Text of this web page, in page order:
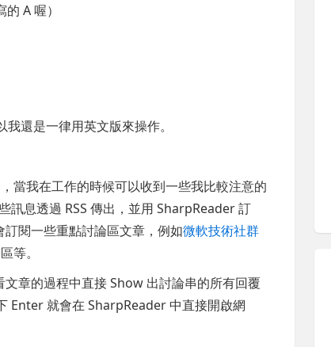
A 喔）
還是一律用英文版來操作。
當我在工作的時候可以收到一些我比較注意的
訊息透過 RSS 傳出，並用 SharpReader 訂
閱一些重點討論區文章，例如微軟技術社群
等。
章的過程中直接 Show 出討論串的所有回覆
Enter 就會在 SharpReader 中直接開啟網